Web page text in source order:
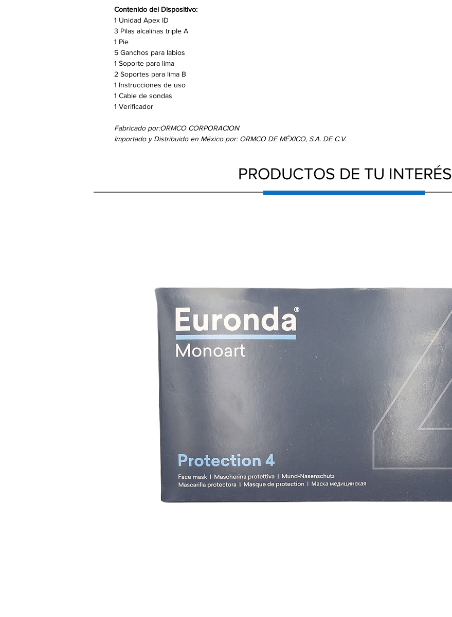
Contenido del Dispositivo:
1 Unidad Apex ID
3 Pilas alcalinas triple A
1 Pie
5 Ganchos para labios
1 Soporte para lima
2 Soportes para lima B
1 Instrucciones de uso
1 Cable de sondas
1 Verificador
Fabricado por:ORMCO CORPORACION
Importado y Distribuido en México por: ORMCO DE MÉXICO, S.A. DE C.V.
PRODUCTOS DE TU INTERÉS